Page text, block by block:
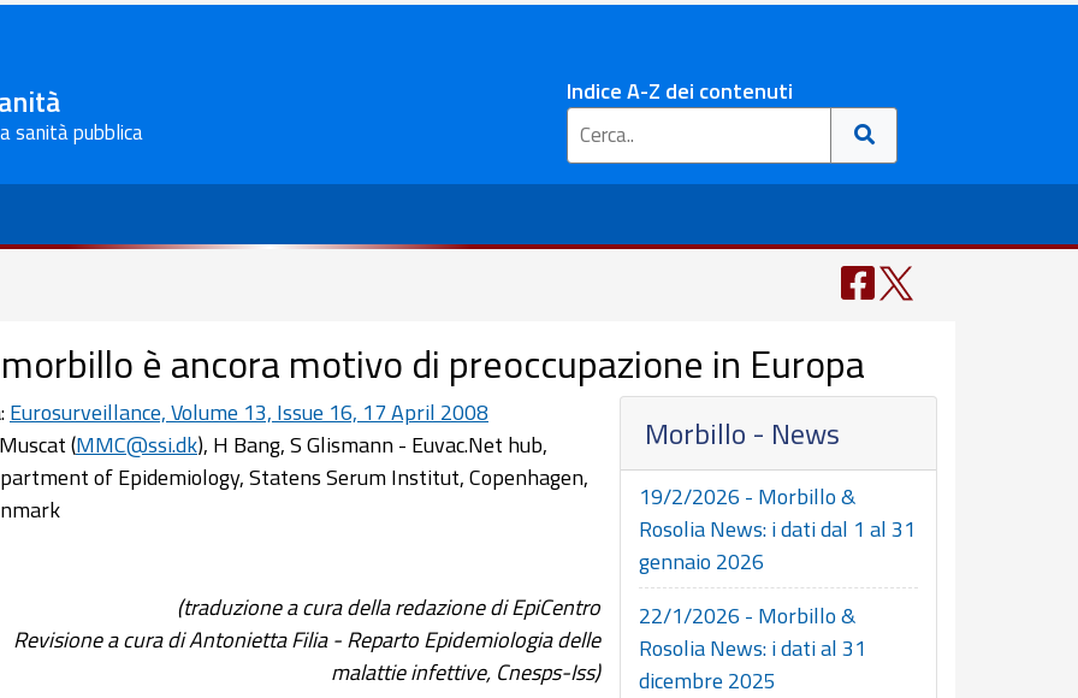
sanità pubblica
Indice A-Z dei contenuti
è ancora motivo di preoccupazione in Europa
Morbillo - News
19/2/2026 - Morbillo &
Rosolia News: i dati dal 1 al 31
gennaio 2026
22/1/2026 - Morbillo &
Rosolia News: i dati al 31
dicembre 2025
Eurosurveillance, Volume 13, Issue 16, 17 April 2008
(MMC@ssi.dk), H Bang, S Glismann - Euvac.Net hub,
of Epidemiology, Statens Serum Institut, Copenhagen,
(traduzione a cura della redazione di EpiCentro
Revisione a cura di Antonietta Filia - Reparto Epidemiologia delle
malattie infettive, Cnesps-Iss)